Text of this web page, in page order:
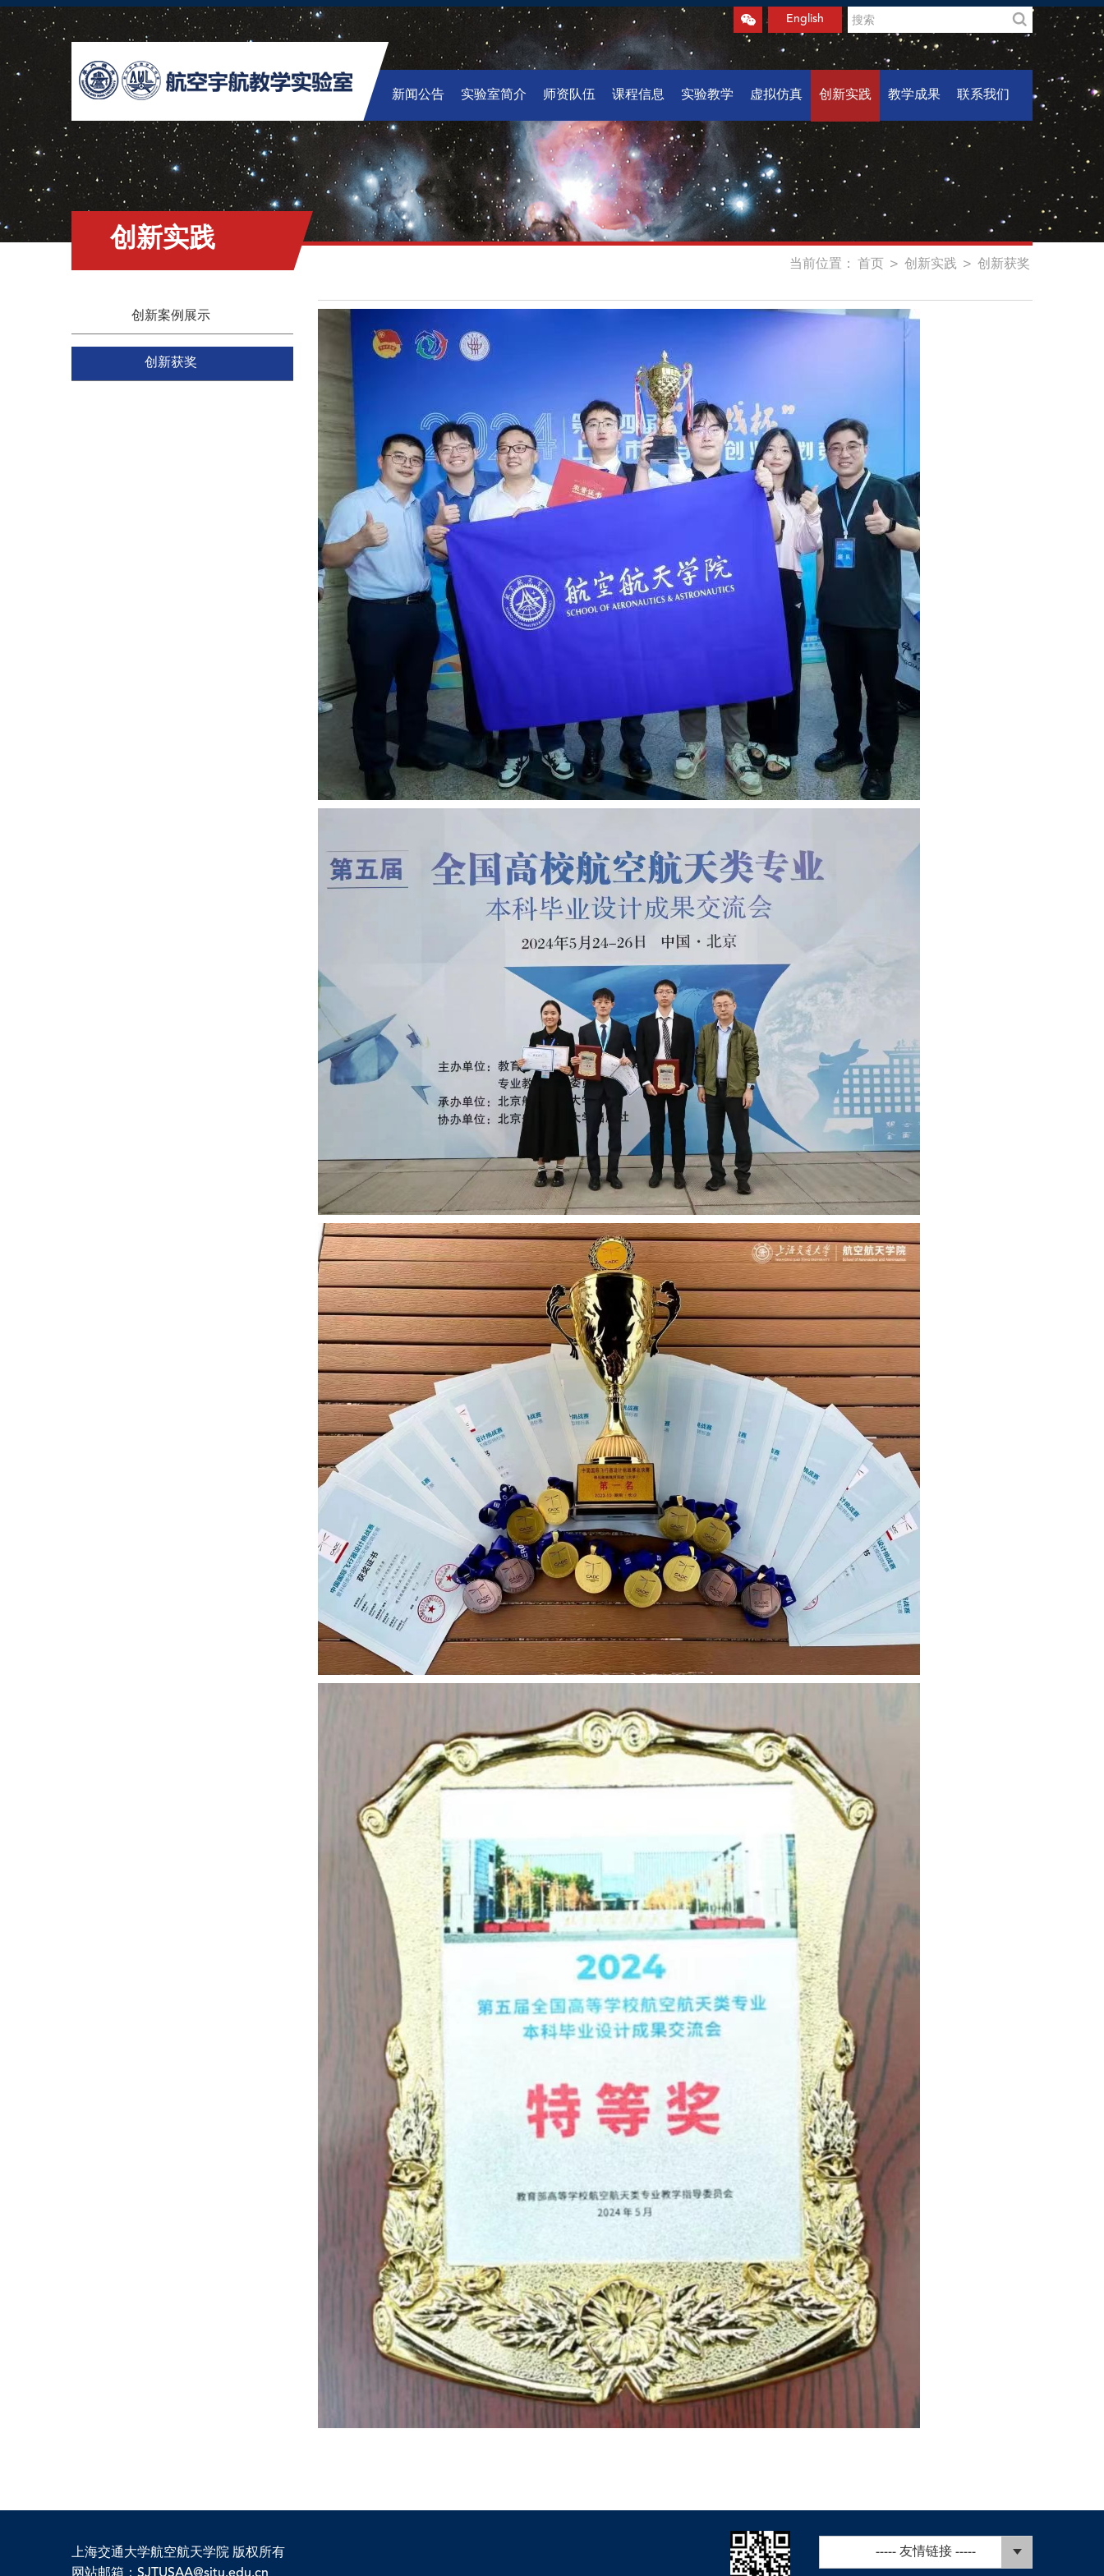
English
新闻公告 实验室简介 师资队伍 课程信息 实验教学 虚拟仿真 创新实践 教学成果 联系我们
创新实践
当前位置： 首页 > 创新实践 > 创新获奖
创新案例展示
创新获奖
上海交通大学航空航天学院 版权所有
----- 友情链接 -----